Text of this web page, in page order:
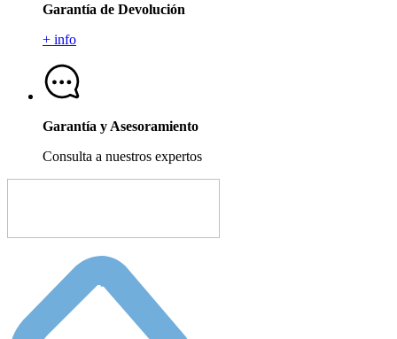
Garantía de Devolución
+ info
Garantía y Asesoramiento
Consulta a nuestros expertos